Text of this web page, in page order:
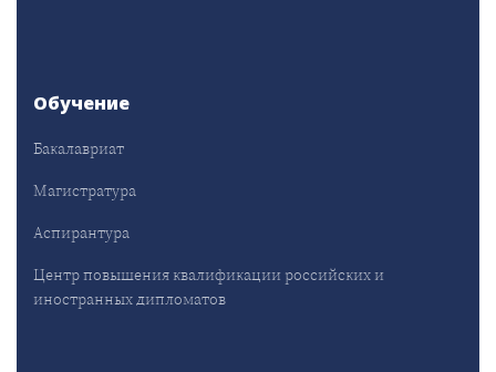
Обучение
Бакалавриат
Магистратура
Аспирантура
Центр повышения квалификации российских и
иностранных дипломатов